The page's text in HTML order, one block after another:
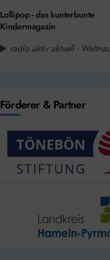
Lollipop - das kunterbunte
Kindermagazin
radio aktiv aktuell -
Förderer & Partner